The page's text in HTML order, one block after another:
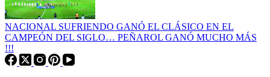
NACIONAL SUFRIENDO GANÓ EL CLÁSICO EN EL
CAMPEÓN DEL SIGLO… PEÑAROL GANÓ MUCHO MÁS
!!!